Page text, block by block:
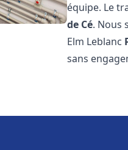
équipe. Le
de Cé. Nous
Elm Leblanc
sans